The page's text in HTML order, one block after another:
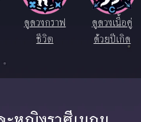
ดูดวงกราฟ
ชีวิต
ดูดวงเนื้อคู่
ด้วยปีเกิด